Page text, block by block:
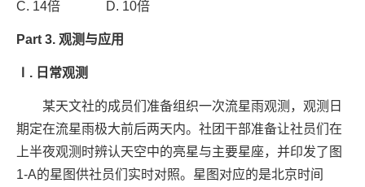
C. 14倍 D. 10倍
Part 3. 观测与应用
Ⅰ. 日常观测
某天文社的成员们准备组织一次流星雨观测，观测日
期定在流星雨极大前后两天内。社团干部准备让社员们在
上半夜观测时辨认天空中的亮星与主要星座，并印发了图
1-A的星图供社员们实时对照。星图对应的是北京时间